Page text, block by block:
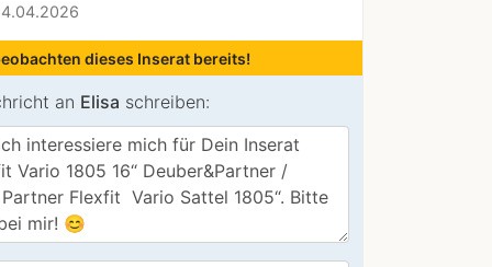
dieses Inserat bereits!
an Elisa schreiben: